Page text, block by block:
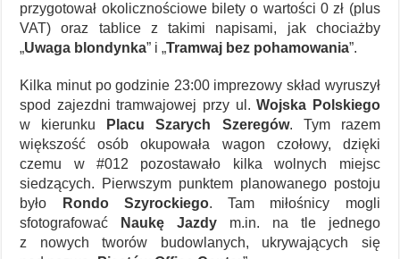
przygotował okolicznościowe bilety o wartości 0 zł (plus
VAT) oraz tablice z takimi napisami, jak chociażby
„Uwaga blondynka” i „Tramwaj bez pohamowania”.
Kilka minut po godzinie 23:00 imprezowy skład wyruszył
spod zajezdni tramwajowej przy ul.Wojska Polskiego
w kierunku
Placu Szarych Szeregów. Tym razem
większość osób okupowała wagon czołowy, dzięki
czemu w #012 pozostawało kilka wolnych miejsc
siedzących. Pierwszym punktem planowanego postoju
było
Rondo Szyrockiego. Tam miłośnicy mogli
sfotografować
Naukę Jazdy m.in. na tle jednego
z nowych tworów budowlanych, ukrywających się